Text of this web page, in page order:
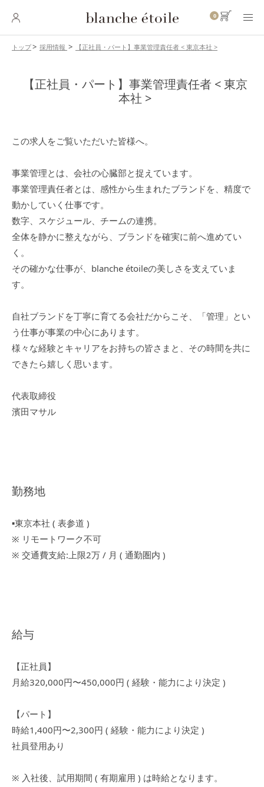
0
トップ 採用情報 【正社員・パート】事業管理責任者 < 東京本社 >
【正社員・パート】事業管理責任者 < 東京
本社 >
この求人をご覧いただいた皆様へ。
事業管理とは、会社の心臓部と捉えています。
事業管理責任者とは、感性から生まれたブランドを、精度で
動かしていく仕事です。
数字、スケジュール、チームの連携。
全体を静かに整えながら、ブランドを確実に前へ進めてい
く。
その確かな仕事が、blanche étoileの美しさを支えていま
す。
自社ブランドを丁寧に育てる会社だからこそ、「管理」とい
う仕事が事業の中心にあります。
様々な経験とキャリアをお持ちの皆さまと、その時間を共に
できたら嬉しく思います。
代表取締役
濱田マサル
勤務地
▪︎東京本社 ( 表参道 )
※ リモートワーク不可
※ 交通費支給:上限2万 / 月 ( 通勤圏内 )
給与
【正社員】
月給320,000円〜450,000円 ( 経験・能力により決定 )
【パート】
時給1,400円〜2,300円 ( 経験・能力により決定 )
社員登用あり
※ 入社後、試用期間 ( 有期雇用 ) は時給となります。
SKINCARE スキンケア
POINT MAKEUP
BODY・HAIR CARE ボディ・ヘアケア
INNER CARE インナーケア
PERFUME 香水
MEN'S SELECT 男性にもおすすめ
OTHER